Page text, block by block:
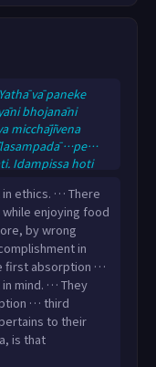
vā paneke
bhojanāni
micchājīvena
…pe…
Idampissa hoti
Idampissa hoti
ethics. … There
enjoying food
by wrong
in
first absorption …
mind. … They
… third
to their
is that